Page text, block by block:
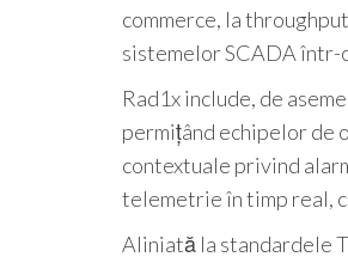
commerce, la
sistemelor SCADA
Rad1x include, de
permițând echipelor de
contextuale privind
telemetrie în timp real,
Aliniată la standardele